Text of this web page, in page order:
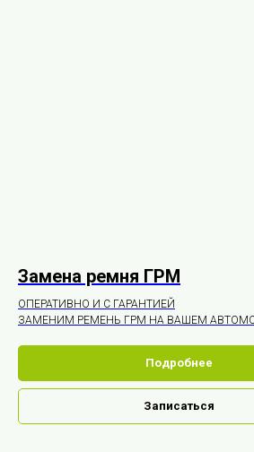
Замена ремня ГРМ
ОПЕРАТИВНО И С ГАРАНТИЕЙ
ЗАМЕНИМ РЕМЕНЬ ГРМ НА ВАШЕМ
Подробнее
Записаться